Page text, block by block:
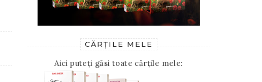
CĂRȚILE MELE
Aici puteți găsi toate cărțile mele: